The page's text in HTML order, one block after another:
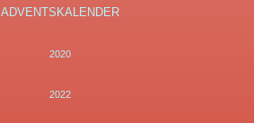
ADVENTSKALENDER
2020
2022